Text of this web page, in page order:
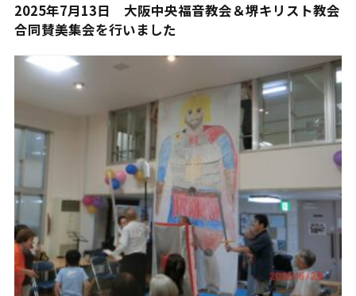
2025年7月13日 大阪中央福音教会＆堺キリスト教会
合同賛美集会を行いました